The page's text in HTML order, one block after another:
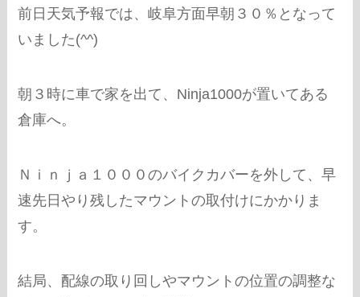
前日天気予報では、岐阜方面早朝３０％となって
いました(^^)
朝３時に車で家を出て、Ninja1000が置いてある
倉庫へ。
Ｎｉｎｊａ１０００のバイクカバーを外して、早
速先日やり残したマウントの取付けにかかりま
す。
結局、配線の取り回しやマウントの位置の調整な